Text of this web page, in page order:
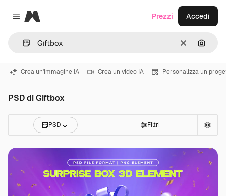
Close menu
Magnific
CancellaCerca
Prezzi Accedi
Crea un'immagine IA Crea un video IA Personalizza un
PSD di Giftbox
PSD Filtri